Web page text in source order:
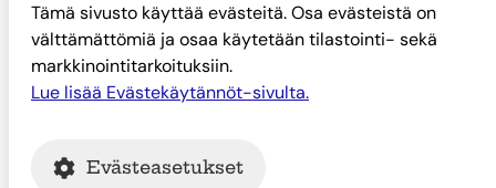
Talous
Yhteystiedot
Tietoa Suonenjoesta
Tietoa Suonenjoesta
Tämä sivusto käyttää evästeitä. Osa evästeistä on
välttämättömiä ja osaa käytetään tilastointi- sekä
markkinointitarkoituksiin.
Lue lisää Evästekäytännöt-sivulta.
Evästeasetukset